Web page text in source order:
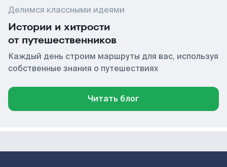
Делимся классными идеями
Истории и хитрости
от путешественников
Каждый день строим маршруты для вас, используя
собственные знания о путешествиях
Читать блог